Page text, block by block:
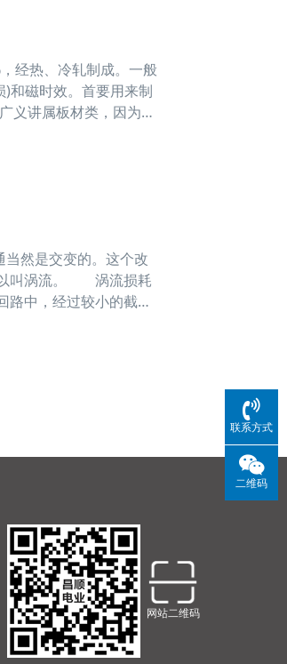
经热、冷轧制成。一般
和磁时效。首要用来制
义讲属板材类，因为它
然是交变的。这个改
以叫涡流。 涡流损耗
路中，经过较小的截
网站二维码
联系方式
二维码